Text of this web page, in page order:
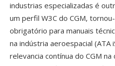
industrias especializadas é
um perfil W3C do CGM,
obrigatório para manuais
na indústria aeroespacial (ATA
relevancia contínua do CGM